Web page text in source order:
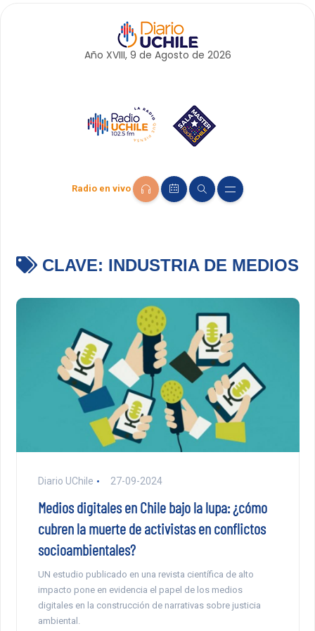
Año XVIII, 9 de Agosto de 2026
Radio en vivo
CLAVE: INDUSTRIA DE MEDIOS
Diario UChile 27-09-2024
Medios digitales en Chile bajo la lupa: ¿cómo
cubren la muerte de activistas en conflictos
socioambientales?
UN estudio publicado en una revista científica de alto
impacto pone en evidencia el papel de los medios
digitales en la construcción de narrativas sobre justicia
ambiental.